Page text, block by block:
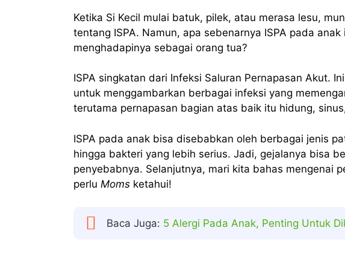
Ketika Si Kecil mulai batuk, pilek, atau merasa lesu,
tentang ISPA. Namun, apa sebenarnya ISPA pada
menghadapinya sebagai orang tua?
ISPA singkatan dari Infeksi Saluran Pernapasan Akut.
untuk menggambarkan berbagai infeksi yang
terutama pernapasan bagian atas baik itu hidung,
ISPA pada anak bisa disebabkan oleh berbagai jenis
hingga bakteri yang lebih serius. Jadi, gejalanya bisa
penyebabnya. Selanjutnya, mari kita bahas mengenai
perlu Moms ketahui!
Baca Juga: 5 Alergi Pada Anak, Penting Untuk